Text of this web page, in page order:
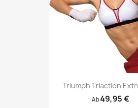
Triumph Triaction
Ab49,95 €